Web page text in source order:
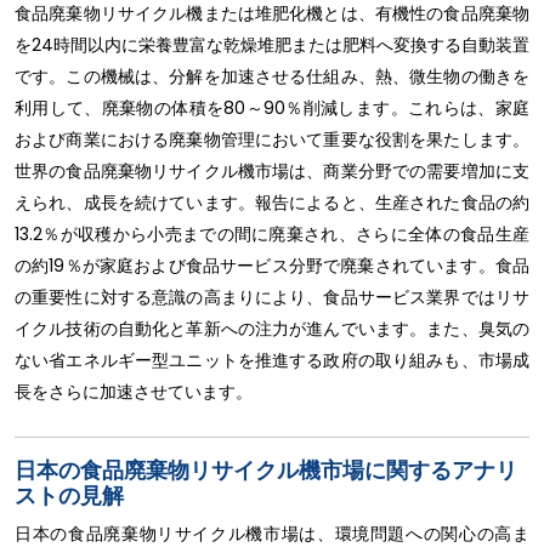
食品廃棄物リサイクル機または堆肥化機とは、有機性の食品廃棄物
を24時間以内に栄養豊富な乾燥堆肥または肥料へ変換する自動装置
です。この機械は、分解を加速させる仕組み、熱、微生物の働きを
利用して、廃棄物の体積を80～90％削減します。これらは、家庭
および商業における廃棄物管理において重要な役割を果たします。
世界の食品廃棄物リサイクル機市場は、商業分野での需要増加に支
えられ、成長を続けています。報告によると、生産された食品の約
13.2％が収穫から小売までの間に廃棄され、さらに全体の食品生産
の約19％が家庭および食品サービス分野で廃棄されています。食品
の重要性に対する意識の高まりにより、食品サービス業界ではリサ
イクル技術の自動化と革新への注力が進んでいます。また、臭気の
ない省エネルギー型ユニットを推進する政府の取り組みも、市場成
長をさらに加速させています。
日本の食品廃棄物リサイクル機市場に関するアナリ
ストの見解
日本の食品廃棄物リサイクル機市場は、環境問題への関心の高ま